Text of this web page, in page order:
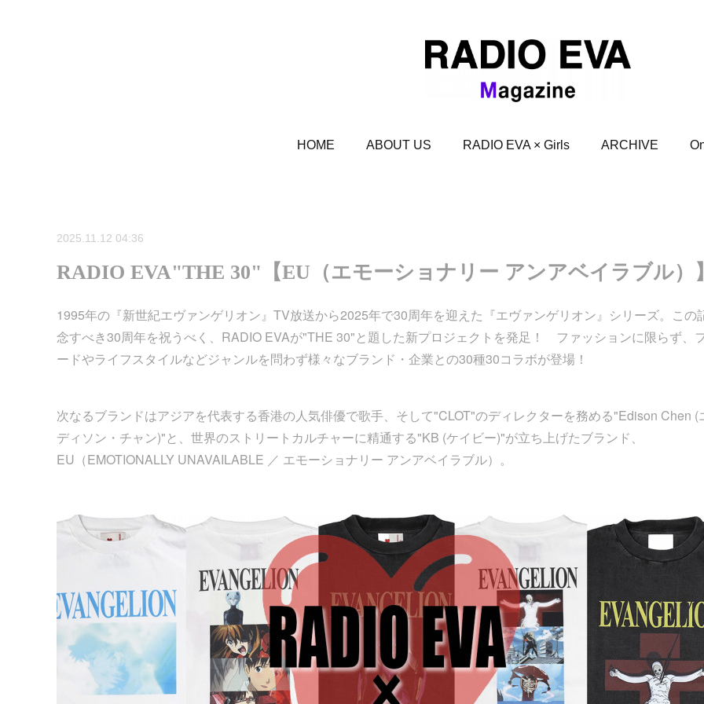
HOME ABOUT US RADIO EVA × Girls ARCHIVE
2025.11.12 04:36
RADIO EVA"THE 30"【EU（エモーショナリー アンアベイラブル）
1995年の『新世紀エヴァンゲリオン』TV放送から2025年で30周年を迎えた『エヴァンゲリオン』シリーズ。この
念すべき30周年を祝うべく、RADIO EVAが"THE 30"と題した新プロジェクトを発足！ ファッションに限らず、
ードやライフスタイルなどジャンルを問わず様々なブランド・企業との30種30コラボが登場！
次なるブランドはアジアを代表する香港の人気俳優で歌手、そして"CLOT"のディレクターを務める"Edison Chen (
ディソン・チャン)"と、世界のストリートカルチャーに精通する"KB (ケイビー)"が立ち上げたブランド、
EU（EMOTIONALLY UNAVAILABLE ／ エモーショナリー アンアベイラブル）。